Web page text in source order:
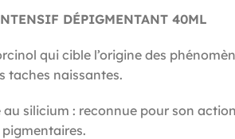
DÉPIGMENTANT 40ML
qui cible l’origine des
taches naissantes.
au silicium : reconnue pour son
pigmentaires.